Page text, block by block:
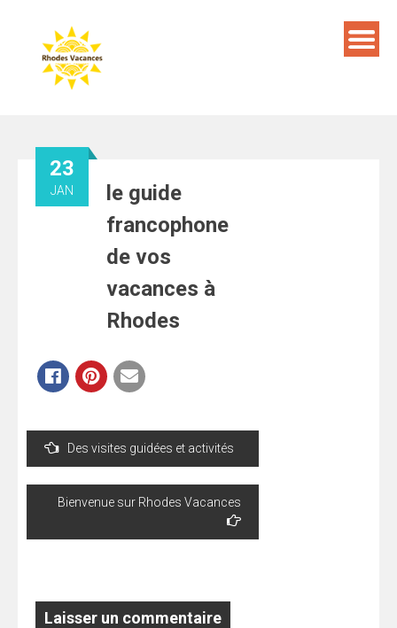
content
23
JAN
le guide
francophone
de vos
vacances à
Rhodes
Navigation
l’article
Des visites guidées et activités
Bienvenue sur Rhodes Vacances
Laisser un commentaire